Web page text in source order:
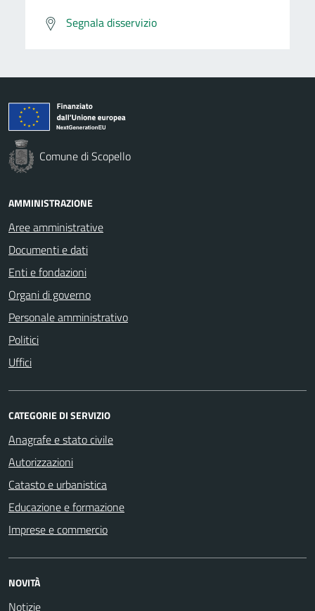
Segnala disservizio
Comune di Scopello
AMMINISTRAZIONE
Aree amministrative
Documenti e dati
Enti e fondazioni
Organi di governo
Personale amministrativo
Politici
Uffici
CATEGORIE DI SERVIZIO
Anagrafe e stato civile
Autorizzazioni
Catasto e urbanistica
Educazione e formazione
Imprese e commercio
NOVITÀ
Notizie